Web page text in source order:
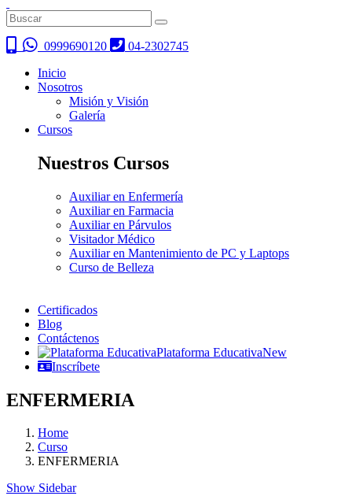
0999690120
04-2302745
Inicio
Nosotros
Misión y Visión
Galería
Cursos
Nuestros Cursos
Auxiliar en Enfermería
Auxiliar en Farmacia
Auxiliar en Párvulos
Visitador Médico
Auxiliar en Mantenimiento de PC y Laptops
Curso de Belleza
Certificados
Blog
Contáctenos
Plataforma EducativaNew
Inscríbete
ENFERMERIA
Home
Curso
ENFERMERIA
Show Sidebar